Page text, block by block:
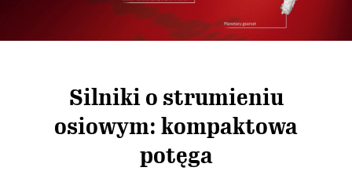
Silniki o strumieniu
osiowym: kompaktowa
potęga